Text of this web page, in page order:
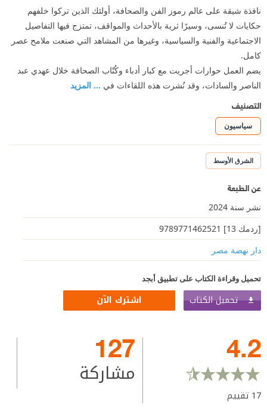
نافذة شيقة على عالم رموز الفن والصحافة، أولئك الذين تركوا خلفهم
حكايات لا تُنسى، وسيرًا ثرية بالأحداث والمواقف، تمتزج فيها التفاصيل
الاجتماعية والفنية والسياسية، وغيرها من المشاهد التي صنعت ملامح عصر
كامل.
يضم العمل حوارات أجريت مع كبار أدباء وكُتّاب الصحافة خلال عهدي عبد
الناصر والسادات، وقد نُشرت هذه اللقاءات في ... المزيد
التصنيف
سياسيون
الشرق الأوسط
عن الطبعة
نشر سنة 2024
[ردمك 13] 9789771462521
دار نهضة مصر
تحميل وقراءة الكتاب على تطبيق أبجد
تحميل الكتاب اشترك الآن
4.2
17 تقييم
127
مشاركة